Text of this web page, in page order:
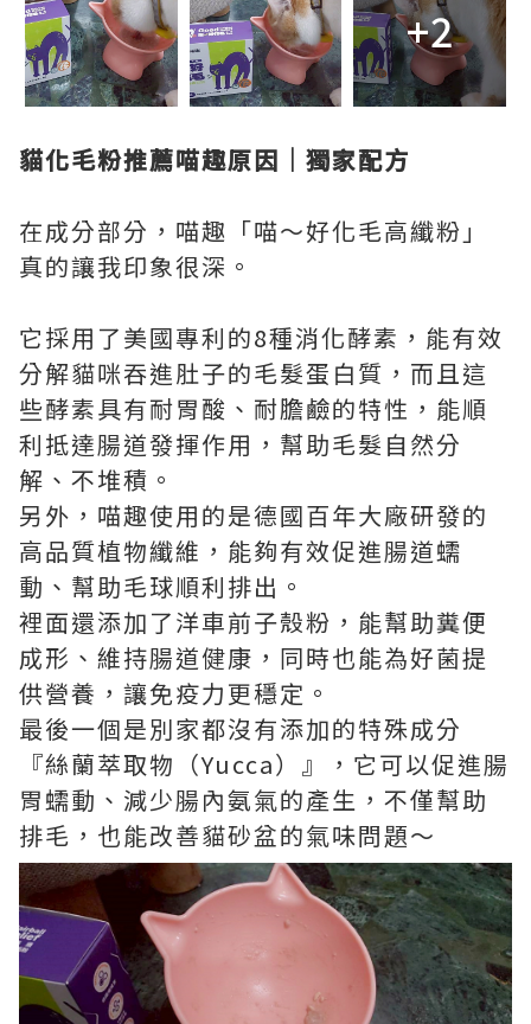
+2
貓化毛粉推薦喵趣原因｜獨家配方
在成分部分，喵趣「喵～好化毛高纖粉」
真的讓我印象很深。
它採用了美國專利的8種消化酵素，能有效
分解貓咪吞進肚子的毛髮蛋白質，而且這
些酵素具有耐胃酸、耐膽鹼的特性，能順
利抵達腸道發揮作用，幫助毛髮自然分
解、不堆積。
另外，喵趣使用的是德國百年大廠研發的
高品質植物纖維，能夠有效促進腸道蠕
動、幫助毛球順利排出。
裡面還添加了洋車前子殼粉，能幫助糞便
成形、維持腸道健康，同時也能為好菌提
供營養，讓免疫力更穩定。
最後一個是別家都沒有添加的特殊成分
『絲蘭萃取物（Yucca）』，它可以促進腸
胃蠕動、減少腸內氨氣的產生，不僅幫助
排毛，也能改善貓砂盆的氣味問題～